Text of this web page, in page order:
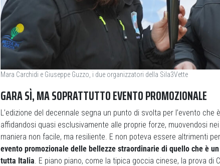
Mara Carchidi e Giuseppe Guzzo, i due organizzatori della Sila3Vette
GARA SÌ, MA SOPRATTUTTO EVENTO PROMOZIONALE
L’edizione del decennale segna un punto di svolta per l’evento
affidandosi quasi esclusivamente alle proprie forze, muovendosi
maniera non facile, ma resiliente. E non poteva essere altrimenti
evento promozionale delle bellezze straordinarie di quello che è
tutta Italia . E piano piano, come la tipica goccia cinese, la prova di